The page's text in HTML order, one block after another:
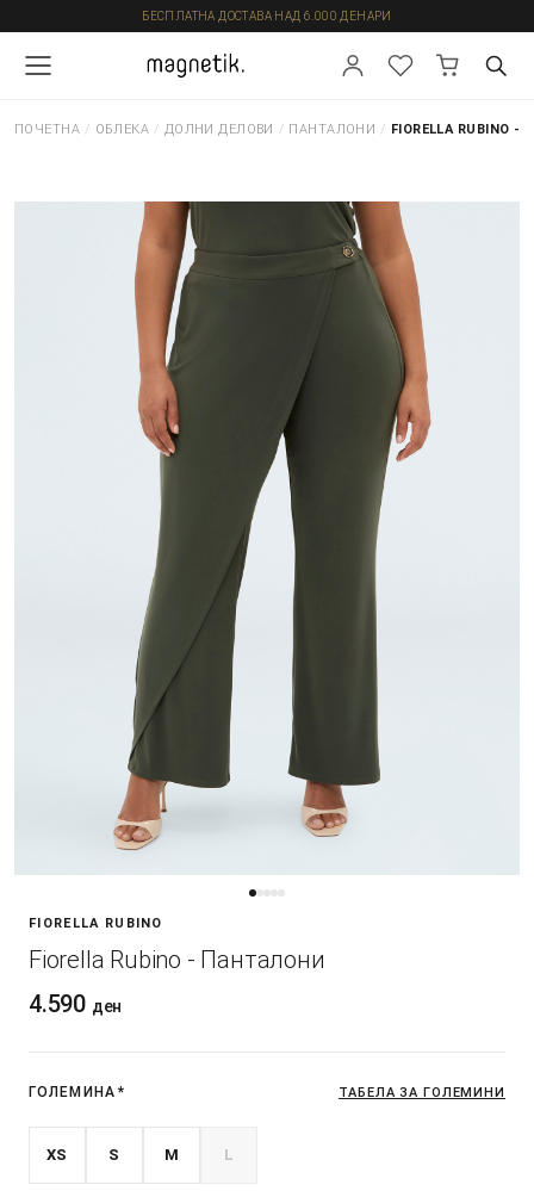
БЕСПЛАТНА ДОСТАВА НАД 6.000 ДЕНАРИ
ПОЧЕТНА / ОБЛЕКА / ДОЛНИ ДЕЛОВИ / ПАНТАЛОНИ / FIORELLA RUBINO
FIORELLA RUBINO
Fiorella Rubino - Панталони
4.590 ден
ГОЛЕМИНА * ТАБЕЛА ЗА ГОЛЕМИНИ
XS S M L